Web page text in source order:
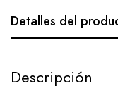
Detalles del
Descripción